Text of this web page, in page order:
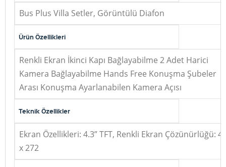
Bus Plus Villa Setler, Görüntülü Diafon
Ürün Özellikleri
Renkli Ekran İkinci Kapı Bağlayabilme 2 Adet Harici
Kamera Bağlayabilme Hands Free Konuşma Şubeler
Arası Konuşma Ayarlanabilen Kamera Açısı
Teknik Özellikler
Ekran Özellikleri: 4.3” TFT, Renkli Ekran Çözünürlüğü:
x 272